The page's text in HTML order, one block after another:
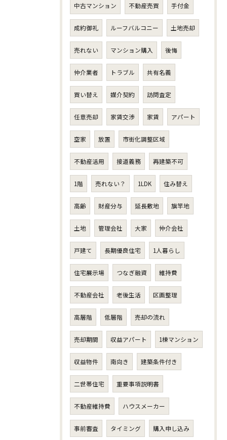
中古マンション 不動産売買 手付金
成約御礼 ルーフバルコニー 土地売却
売れない マンション購入 後悔
仲介業者 トラブル 共有名義
買い替え 媒介契約 訪問査定
任意売却 家賃交渉 家賃 アパート
空家 放置 市街化調整区域
不動産活用 接道義務 再建築不可
1階 売れない？ 1LDK 住み替え
高齢 財産分与 延長敷地 旗竿地
土地 管理会社 大家 仲介会社
戸建て 長期優良住宅 1人暮らし
住宅展示場 つなぎ融資 維持費
不動産会社 老後生活 区画整理
高層階 低層階 売却の流れ
売却期間 収益アパート 1棟マンション
収益物件 南向き 建築条件付き
二世帯住宅 重要事項説明書
不動産維持費 ハウスメーカー
事前審査 タイミング 購入申し込み